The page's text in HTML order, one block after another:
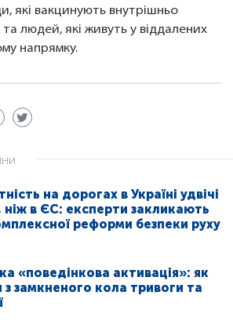
які вакцинують внутрішньо
людей, які живуть у віддалених
напрямку.
на дорогах в Україні удвічі
ніж в ЄС: експерти закликають
реформи безпеки руху
«поведінкова активація»: як
з замкненого кола тривоги та